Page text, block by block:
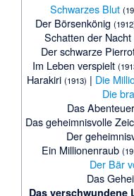
Schwarzes Blut
Der Börsenkönig
Schatten der Nacht
Der schwarze
Im Leben verspielt
Harakiri (1913) | Die
Die
Das
Das geheimnisvolle
Der
Ein Millionenraub
Der Bär
Das
Das verschwundene